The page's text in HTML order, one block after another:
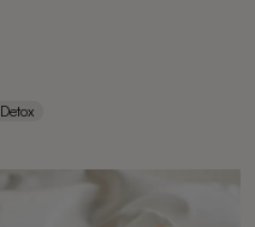
Detox